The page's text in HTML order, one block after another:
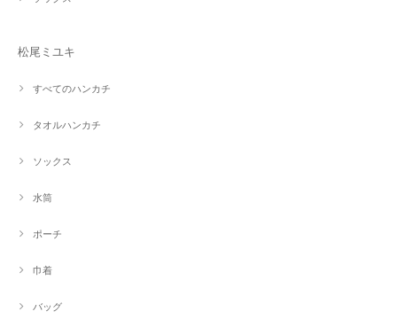
松尾ミユキ
すべてのハンカチ
タオルハンカチ
ソックス
水筒
ポーチ
巾着
バッグ